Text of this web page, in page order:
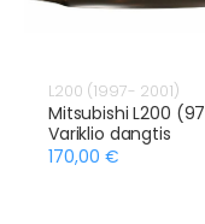
L200 (1997- 2001)
Mitsubishi L200
Variklio dangtis
170,00 €